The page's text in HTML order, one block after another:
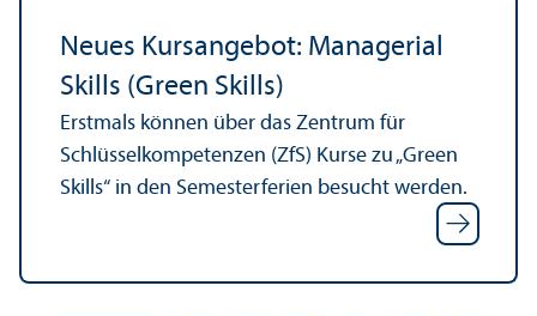
Neues Kursangebot: Managerial
Skills (Green Skills)
Erstmals können über das Zentrum für
Schlüssel­kompetenzen (ZfS) Kurse zu „Green
Skills“ in den Semesterferien besucht werden.